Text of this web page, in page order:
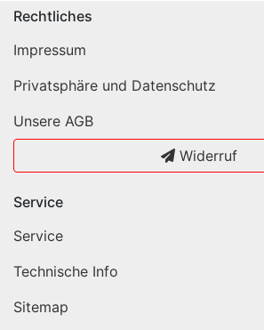
Rechtliches
Impressum
Privatsphäre und Datenschutz
Unsere AGB
Widerruf
Service
Service
Technische Info
Sitemap